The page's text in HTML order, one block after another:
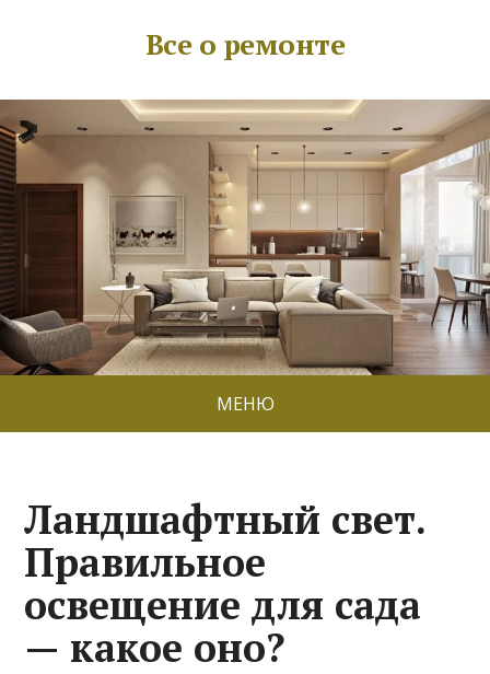
Все о ремонте
МЕНЮ
Ландшафтный свет.
Правильное
освещение для сада
— какое оно?